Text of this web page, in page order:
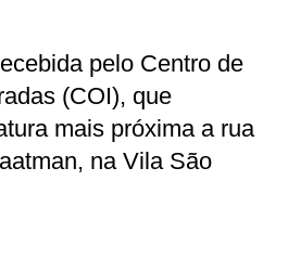
pelo Centro de
(COI), que
mais próxima a rua
na Vila São